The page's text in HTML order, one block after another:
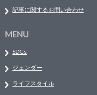
記事に関するお問い合わせ
MENU
SDGs
ジェンダー
ライフスタイル